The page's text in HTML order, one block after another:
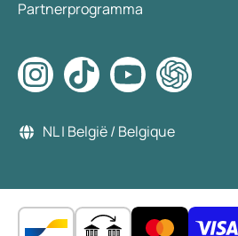
Partnerprogramma
NL | België / Belgique